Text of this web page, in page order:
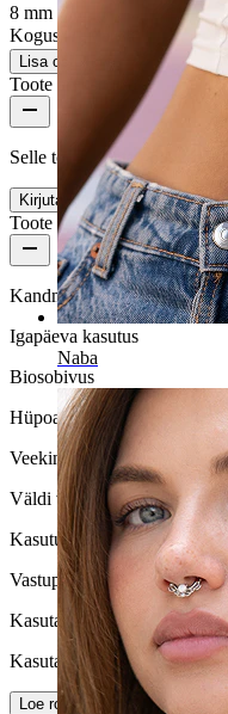
Naba
8 mm
Kogus: 1
Lisa ostukorvi
Toote arvustused
Selle toote kohta pole veel
Kirjuta arvustus
Toote kvaliteet
Kandmissagedus
Igapäeva kasutus
Biosobivus
Hüpoallergeenne
Veekindlus
Väldi vett
Kasutusiga
Vastupidav
Kasutamise lihtsus
Kasutajasõbralik
Loe rohkem